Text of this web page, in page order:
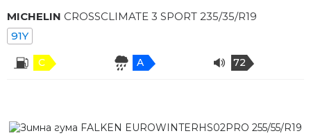
MICHELIN CROSSCLIMATE 3 SPORT 235/35/R19
91Y
C A 72